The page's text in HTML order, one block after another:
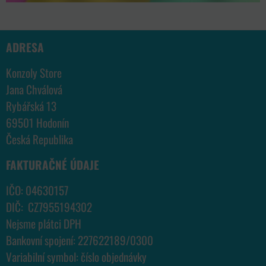
ADRESA
Konzoly Store
Jana Chválová
Rybářská 13
69501 Hodonín
Česká Republika
FAKTURAČNÉ ÚDAJE
IČO: 04630157
DIČ: CZ7955194302
Nejsme plátci DPH
Bankovní spojení: 227622189/0300
Variabilní symbol: číslo objednávky